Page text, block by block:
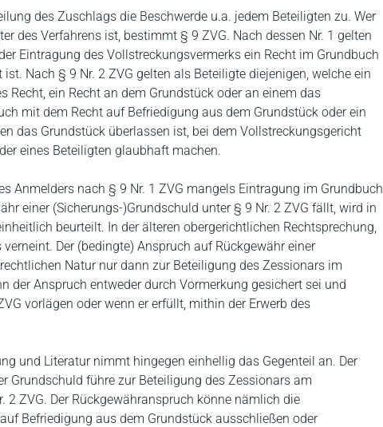
des Zuschlags die Beschwerde u.a. jedem Beteiligten zu. Wer
des Verfahrens ist, bestimmt § 9 ZVG. Nach dessen Nr. 1 gelten
Eintragung des Vollstreckungsvermerks ein Recht im Grundbuch
Nach § 9 Nr. 2 ZVG gelten als Beteiligte diejenigen, welche ein
Recht, ein Recht an dem Grundstück oder an einem das
mit dem Recht auf Befriedigung aus dem Grundstück oder ein
das Grundstück überlassen ist, bei dem Vollstreckungsgericht
eines Beteiligten glaubhaft machen.
Anmelders nach § 9 Nr. 1 ZVG mangels Eintragung im Grundbuch
einer (Sicherungs-)Grundschuld unter § 9 Nr. 2 ZVG fällt, wird in
beurteilt. In der älteren obergerichtlichen Rechtsprechung,
Der (bedingte) Anspruch auf Rückgewähr einer
Natur nur dann zur Beteiligung des Zessionars im
der Anspruch entweder durch Vormerkung gesichert sei und
vorlägen oder wenn er erfüllt, mithin der Erwerb des
und Literatur nimmt hingegen einhellig das Gegenteil an. Der
Grundschuld führe zur Beteiligung des Zessionars am
ZVG. Der Rückgewähranspruch könne nämlich die
Befriedigung aus dem Grundstück ausschließen oder